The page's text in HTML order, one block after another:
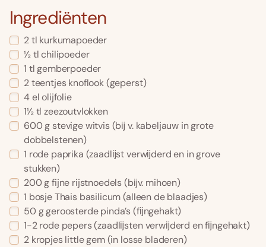
Ingrediënten
2 tl kurkumapoeder
½ tl chilipoeder
1 tl gemberpoeder
2 teentjes knoflook (geperst)
4 el olijfolie
1½ tl zeezoutvlokken
600 g stevige witvis (bĳ v. kabeljauw in grote
dobbelstenen)
1 rode paprika (zaadlĳst verwĳderd en in grove
stukken)
200 g fijne rijstnoedels (bĳv. mihoen)
1 bosje Thais basilicum (alleen de blaadjes)
50 g geroosterde pinda’s (fĳngehakt)
1-2 rode pepers (zaadlĳsten verwĳderd en fĳngehakt)
2 kropjes little gem (in losse bladeren)